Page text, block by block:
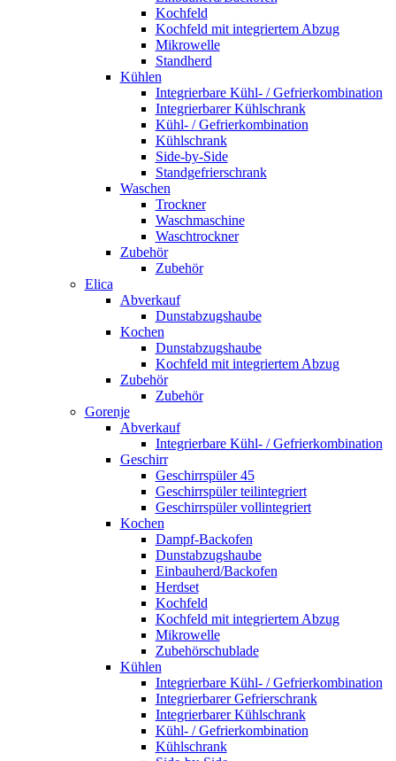
Kochfeld
Kochfeld mit integriertem Abzug
Mikrowelle
Standherd
Kühlen
Integrierbare Kühl- / Gefrierkombination
Integrierbarer Kühlschrank
Kühl- / Gefrierkombination
Kühlschrank
Side-by-Side
Standgefrierschrank
Waschen
Trockner
Waschmaschine
Waschtrockner
Zubehör
Zubehör
Elica
Abverkauf
Dunstabzugshaube
Kochen
Dunstabzugshaube
Kochfeld mit integriertem Abzug
Zubehör
Zubehör
Gorenje
Abverkauf
Integrierbare Kühl- / Gefrierkombination
Geschirr
Geschirrspüler 45
Geschirrspüler teilintegriert
Geschirrspüler vollintegriert
Kochen
Dampf-Backofen
Dunstabzugshaube
Einbauherd/Backofen
Herdset
Kochfeld
Kochfeld mit integriertem Abzug
Mikrowelle
Zubehörschublade
Kühlen
Integrierbare Kühl- / Gefrierkombination
Integrierbarer Gefrierschrank
Integrierbarer Kühlschrank
Kühl- / Gefrierkombination
Kühlschrank